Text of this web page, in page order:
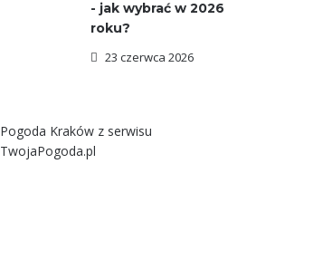
- jak wybrać w 2026
roku?
23 czerwca 2026
Pogoda Kraków z serwisu
TwojaPogoda.pl